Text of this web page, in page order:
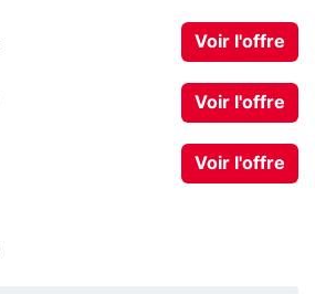
Voir l'offre
Voir l'offre
Voir l'offre